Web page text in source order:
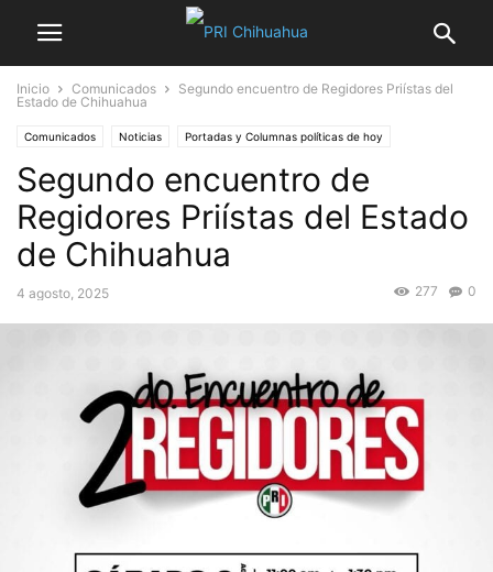
Inicio Comunicados
Segundo encuentro de Regidores Priístas del
Estado de Chihuahua
Comunicados Noticias Portadas y Columnas políticas de hoy
Segundo encuentro de
Regidores Priístas del Estado
de Chihuahua
4 agosto, 2025 0
277